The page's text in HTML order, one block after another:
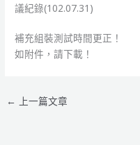
議紀錄(102.07.31)
補充組裝測試時間更正！
如附件，請下載！
← 上一篇文章